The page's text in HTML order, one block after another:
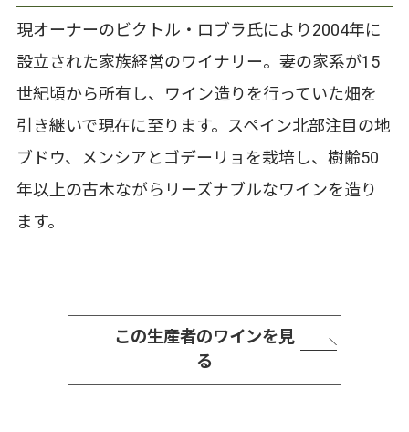
現オーナーのビクトル・ロブラ氏により2004年に
設立された家族経営のワイナリー。妻の家系が15
世紀頃から所有し、ワイン造りを行っていた畑を
引き継いで現在に至ります。スペイン北部注目の地
ブドウ、メンシアとゴデーリョを栽培し、樹齢50
年以上の古木ながらリーズナブルなワインを造り
ます。
この生産者のワインを見
る